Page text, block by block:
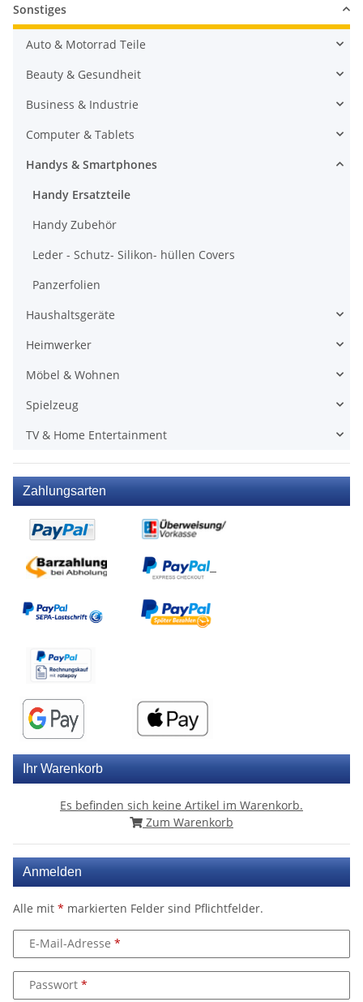
Sonstiges
Auto & Motorrad Teile
Beauty & Gesundheit
Business & Industrie
Computer & Tablets
Handys & Smartphones
Handy Ersatzteile
Handy Zubehör
Leder - Schutz- Silikon- hüllen Covers
Panzerfolien
Haushaltsgeräte
Heimwerker
Möbel & Wohnen
Spielzeug
TV & Home Entertainment
Zahlungsarten
Ihr Warenkorb
Es befinden sich keine Artikel im Warenkorb.
Zum Warenkorb
Anmelden
Alle mit * markierten Felder sind Pflichtfelder.
E-Mail-Adresse
Passwort